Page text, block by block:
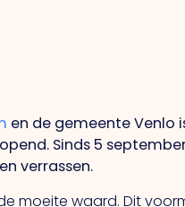
en de gemeente Venlo
Sinds 5
verrassen.
moeite waard. Dit